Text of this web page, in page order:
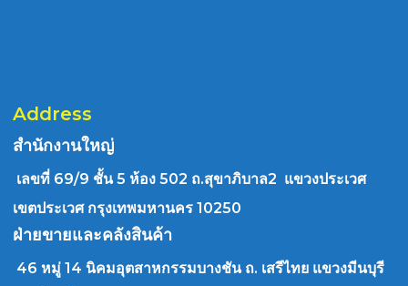
Address
สำนักงานใหญ่
เลขที่ 69/9 ชั้น 5 ห้อง 502 ถ.สุขาภิบาล2 แขวงประเวศ
เขตประเวศ กรุงเทพมหานคร 10250
ฝ่ายขายและคลังสินค้า
46 หมู่ 14 นิคมอุตสาหกรรมบางชัน ถ. เสรีไทย แขวงมีนบุรี